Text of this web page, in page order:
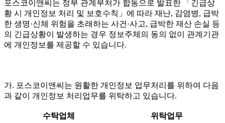
포스코이앤씨는 정부 관계부처가 합동으로 발표한 「긴급상
황 시 개인정보 처리 및 보호수칙」에 따라 재난, 감염병, 급박
한 생명·신체 위험을 초래하는 사건·사고, 급박한 재산 손실 등
의 긴급상황이 발생하는 경우 정보주체의 동의 없이 관계기관
에 개인정보를 제공할 수 있습니다.
가. 포스코이앤씨는 원활한 개인정보 업무처리를 위하여 다음
과 같이 개인정보 처리업무를 위탁하고 있습니다.
수탁업체 위탁업무